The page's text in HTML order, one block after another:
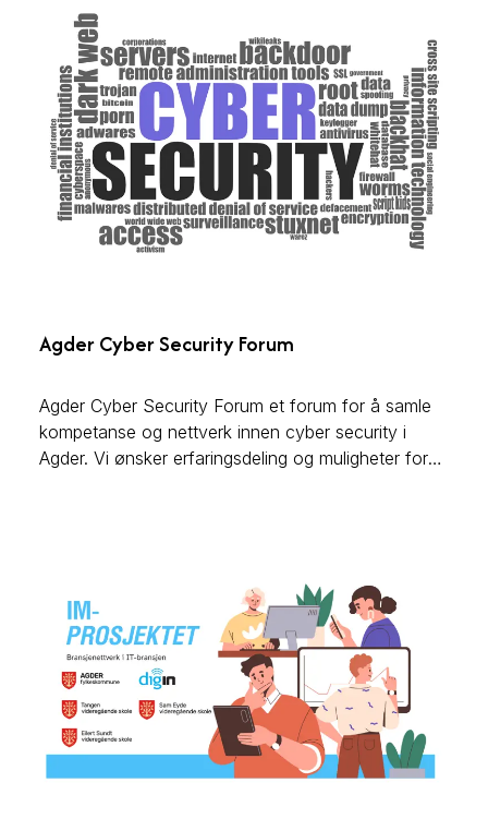
Agder Cyber Security Forum
Agder Cyber Security Forum et forum for å samle
kompetanse og nettverk innen cyber security i
Agder. Vi ønsker erfaringsdeling og muligheter for